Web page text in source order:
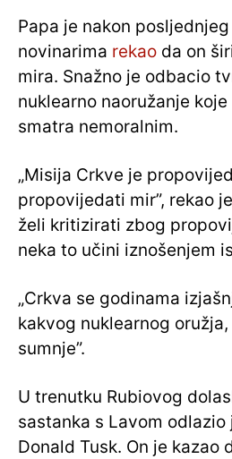
Papa je nakon
novinarima rekao da on
mira. Snažno je odbacio
nuklearno naoružanje
smatra nemoralnim.
„Misija Crkve je
propovijedati mir”, rekao
želi kritizirati zbog
neka to učini iznošenjem
„Crkva se godinama
kakvog nuklearnog
sumnje”.
U trenutku Rubiovog
sastanka s Lavom
Donald Tusk. On je kazao